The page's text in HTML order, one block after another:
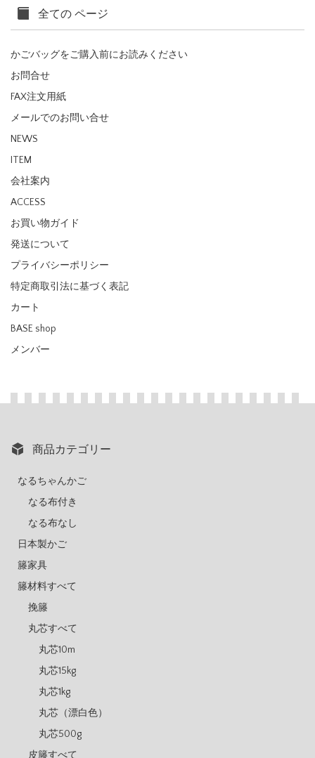
全ての ページ
かごバッグをご購入前にお読みください
お問合せ
FAX注文用紙
メールでのお問い合せ
NEWS
ITEM
会社案内
ACCESS
お買い物ガイド
発送について
プライバシーポリシー
特定商取引法に基づく表記
カート
BASE shop
メンバー
商品カテゴリー
なるちゃんかご
なる布付き
なる布なし
日本製かご
籐家具
籐材料すべて
挽籐
丸芯すべて
丸芯10m
丸芯15kg
丸芯1kg
丸芯（漂白色）
丸芯500g
皮籐すべて